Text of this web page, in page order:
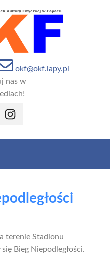
okf@okf.lapy.pl
nas w
Instagram
terenie Stadionu
Bieg Niepodległości.